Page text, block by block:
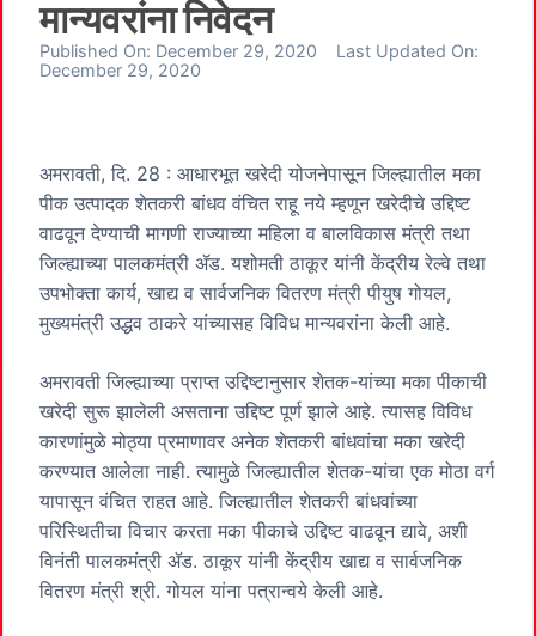
मान्यवरांना निवेदन
Published On: December 29, 2020
Last Updated On:
December 29, 2020
अमरावती, दि. 28 : आधारभूत खरेदी योजनेपासून जिल्ह्यातील मका
पीक उत्पादक शेतकरी बांधव वंचित राहू नये म्हणून खरेदीचे उद्दिष्ट
वाढवून देण्याची मागणी राज्याच्या महिला व बालविकास मंत्री तथा
जिल्ह्याच्या पालकमंत्री ॲड. यशोमती ठाकूर यांनी केंद्रीय रेल्वे तथा
उपभोक्ता कार्य, खाद्य व सार्वजनिक वितरण मंत्री पीयुष गोयल,
मुख्यमंत्री उद्धव ठाकरे यांच्यासह विविध मान्यवरांना केली आहे.
अमरावती जिल्ह्याच्या प्राप्त उद्दिष्टानुसार शेतक-यांच्या मका पीकाची
खरेदी सुरू झालेली असताना उद्दिष्ट पूर्ण झाले आहे. त्यासह विविध
कारणांमुळे मोठ्या प्रमाणावर अनेक शेतकरी बांधवांचा मका खरेदी
करण्यात आलेला नाही. त्यामुळे जिल्ह्यातील शेतक-यांचा एक मोठा वर्ग
यापासून वंचित राहत आहे. जिल्ह्यातील शेतकरी बांधवांच्या
परिस्थितीचा विचार करता मका पीकाचे उद्दिष्ट वाढवून द्यावे, अशी
विनंती पालकमंत्री ॲड. ठाकूर यांनी केंद्रीय खाद्य व सार्वजनिक
वितरण मंत्री श्री. गोयल यांना पत्रान्वये केली आहे.